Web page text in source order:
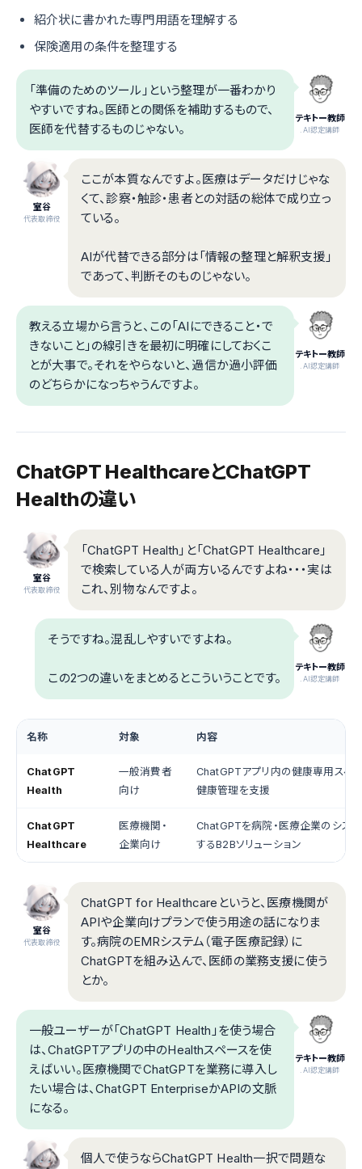
紹介状に書かれた専門用語を理解する
保険適用の条件を整理する
テキトー教師
.AI認定講師
「準備のためのツール」という整理が一番わかり
やすいですね。医師との関係を補助するもので、
医師を代替するものじゃない。
室谷
代表取締役
ここが本質なんですよ。医療はデータだけじゃな
くて、診察・触診・患者との対話の総体で成り立っ
ている。
AIが代替できる部分は「情報の整理と解釈支援」
であって、判断そのものじゃない。
テキトー教師
.AI認定講師
教える立場から言うと、この「AIにできること・で
きないこと」の線引きを最初に明確にしておくこ
とが大事で。それをやらないと、過信か過小評価
のどちらかになっちゃうんですよ。
ChatGPT HealthcareとChatGPT
Healthの違い
室谷
代表取締役
「ChatGPT Health」と「ChatGPT Healthcare」
で検索している人が両方いるんですよね・・・実は
これ、別物なんですよ。
テキトー教師
.AI認定講師
そうですね。混乱しやすいですよね。
この2つの違いをまとめるとこういうことです。
名称 対象 内容
ChatGPT
Health
一般消費者
向け
ChatGPTアプリ内の健康専用スペ
健康管理を支援
ChatGPT
Healthcare
医療機関・
企業向け
ChatGPTを病院・医療企業のシス
するB2Bソリューション
室谷
代表取締役
ChatGPT for Healthcareというと、医療機関が
APIや企業向けプランで使う用途の話になりま
す。病院のEMRシステム（電子医療記録）に
ChatGPTを組み込んで、医師の業務支援に使う
とか。
テキトー教師
.AI認定講師
一般ユーザーが「ChatGPT Health」を使う場合
は、ChatGPTアプリの中のHealthスペースを使
えばいい。医療機関でChatGPTを業務に導入し
たい場合は、ChatGPT EnterpriseかAPIの文脈
になる。
個人で使うならChatGPT Health一択で問題な